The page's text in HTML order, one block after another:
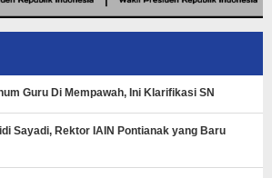
Guru Di Mempawah, Ini Klarifikasi SN
Sayadi, Rektor IAIN Pontianak yang Baru